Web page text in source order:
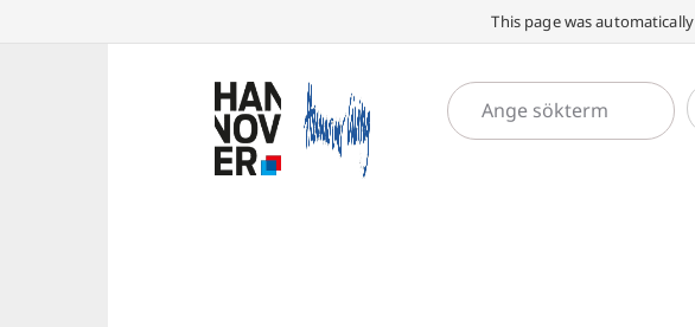
This page was